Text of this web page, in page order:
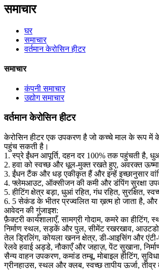
समाचार
घर
समाचार
वर्तमान केरोसिन हीटर
समाचार
कंपनी समाचार
उद्योग समाचार
वर्तमान केरोसिन हीटर
केरोसिन हीटर एक उपकरण है जो कच्चे माल के रूप में
पहुंच सकती है।
1. स्प्रे ईंधन आपूर्ति, दहन दर 100% तक पहुंचती है,
2. हवा को स्वच्छ और धूल-मुक्त रखते हुए, अवरक्त
3. ईंधन टैंक और धड़ एकीकृत हैं और इन्हें इच्छानुसार
4. फ्लेमआउट, ऑक्सीजन की कमी और डंपिंग सुरक्षा
5. हीटिंग क्षेत्र बड़ा, धुआं रहित, गंध रहित,
6. 5 सेकंड के भीतर प्रज्वलित या ख़त्म हो जाता है,
आवेदन की गुंजाइश:
फ़ैक्टरी कार्यशालाएँ, सामग्री गोदाम, कमरे का हीटिंग,
निर्माण स्थल, सड़कें और पुल, सीमेंट रखरखाव,
तेल ड्रिलिंग, कोयला खनन क्षेत्र, डी-आइसिंग और
रेलवे हवाई अड्डे, नौकाएँ और जहाज़, पेंट सुखाना,
सैन्य वाहन उपकरण, कमांड तम्बू, मोबाइल हीटिंग,
ग्रीनहाउस, स्थल और क्लब, स्वच्छ तापीय ऊर्जा, तीव्र